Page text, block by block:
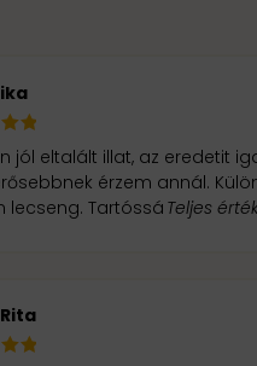
jól eltalált illat, az eredetit
érzem annál.
lecseng. Tartóssá Teljes